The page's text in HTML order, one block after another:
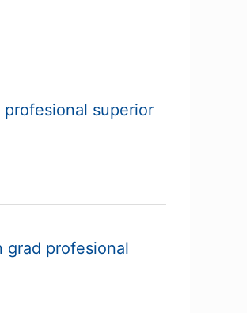
superior
grad profesional